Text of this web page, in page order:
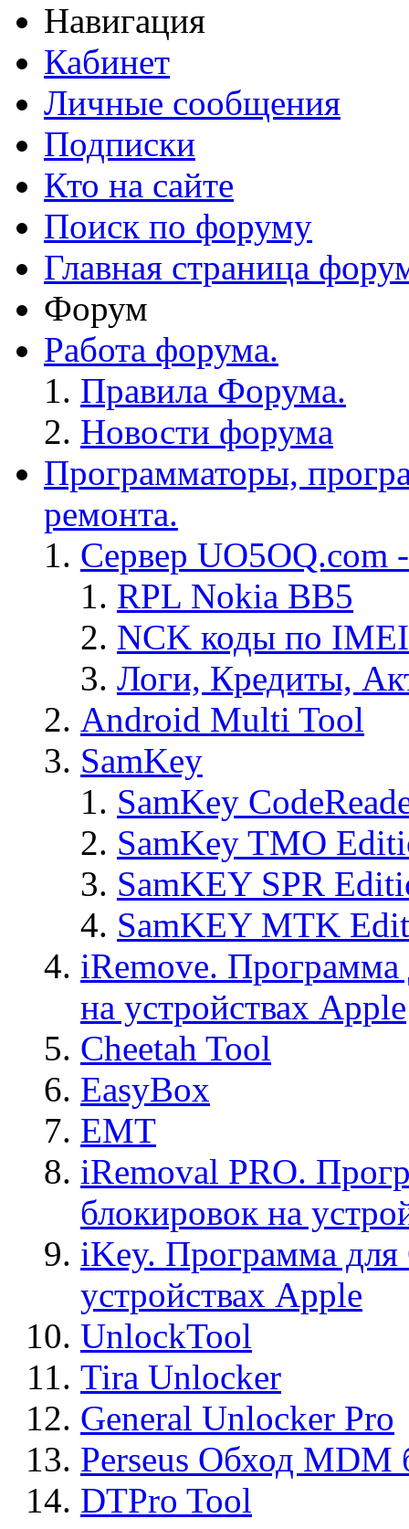
Навигация
Кабинет
Личные сообщения
Подписки
Кто на сайте
Поиск по форуму
Главная страница
Форум
Работа форума.
Правила Форума.
Новости форума
Программаторы,
ремонта.
Сервер
RPL Nokia BB5
NCK коды по IMEI
Логи, Кредиты,
Android Multi Tool
SamKey
SamKey
SamKey TMO
SamKEY SPR
SamKEY MTK
iRemove. Программа
на устройствах Apple
Cheetah Tool
EasyBox
EMT
iRemoval PRO.
блокировок на
iKey. Программа для
устройствах Apple
UnlockTool
Tira Unlocker
General Unlocker Pro
Perseus Обход MDM
DTPro Tool